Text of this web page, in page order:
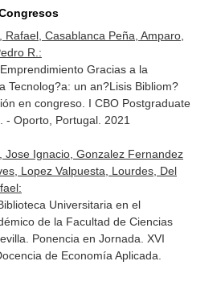
Rafael, Casablanca Peña, Amparo,
R.:
Gracias a la
Tecnolog?a: un an?Lisis Bibliom?
en congreso. I CBO Postgraduate
- Oporto, Portugal. 2021
Jose Ignacio, Gonzalez Fernandez
Lopez Valpuesta, Lourdes, Del
Universitaria en el
de la Facultad de Ciencias
Ponencia en Jornada. XVI
de Economía Aplicada.